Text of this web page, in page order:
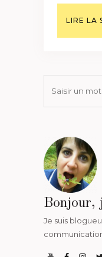
LIRE LA
Bonjour,
Je suis